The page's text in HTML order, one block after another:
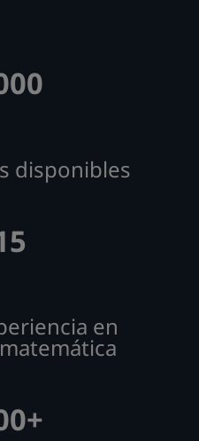
disponibles
en